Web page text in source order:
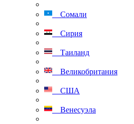
Сомали
Сирия
Таиланд
Великобритания
США
Венесуэла